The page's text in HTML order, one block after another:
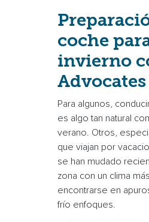
coche
invierno
Advocates
Para algunos,
es algo tan natural
verano. Otros,
que viajan por
se han mudado
zona con un clima
encontrarse en
frío enfoques.